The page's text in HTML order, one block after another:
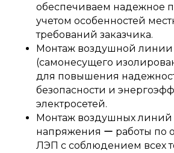
обеспечиваем надежное
учетом особенностей
требований заказчика.
Монтаж воздушной
(самонесущего
для повышения
безопасности и
электросетей.
Монтаж воздушных линий
напряжения ー работы по
ЛЭП с соблюдением всех
→